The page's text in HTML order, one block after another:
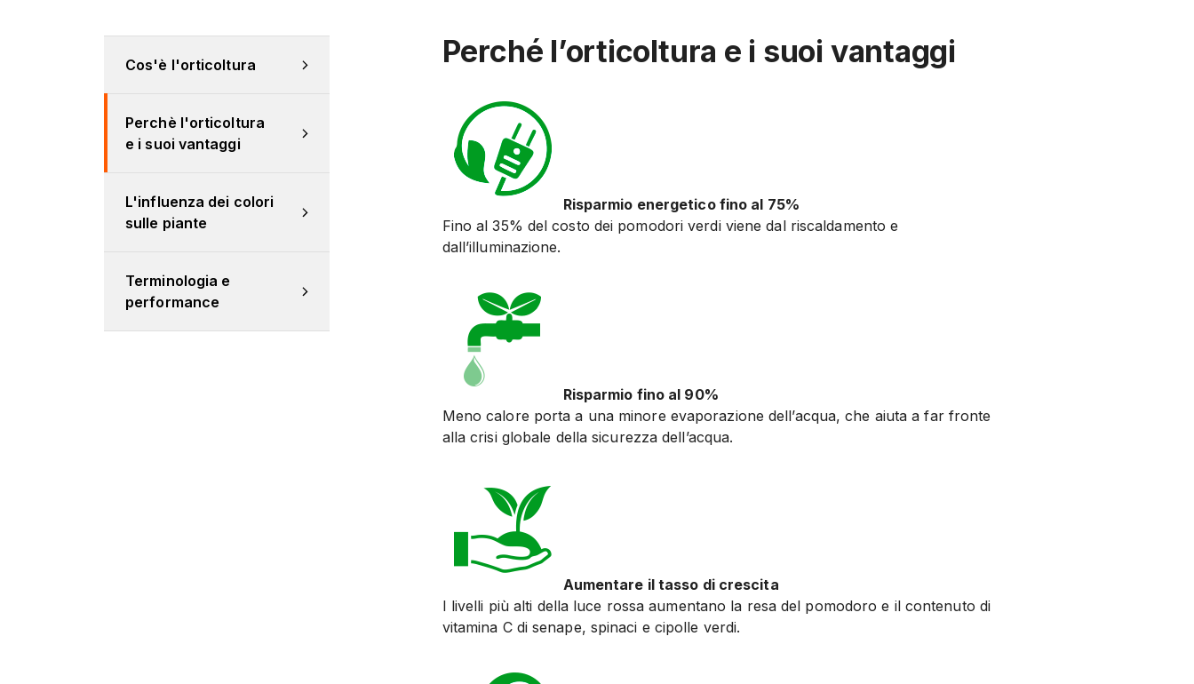
Cos'è l'orticoltura
Perchè l'orticoltura
e i suoi vantaggi
L'influenza dei colori
sulle piante
Terminologia e
performance
Perché l’orticoltura e i suoi vantaggi
Risparmio energetico fino al 75%
Fino al 35% del costo dei pomodori verdi viene dal riscaldamento e
dall’illuminazione.
Risparmio fino al 90%
Meno calore porta a una minore evaporazione dell’acqua, che aiuta a far fronte
alla crisi globale della sicurezza dell’acqua.
Aumentare il tasso di crescita
I livelli più alti della luce rossa aumentano la resa del pomodoro e il contenuto di
vitamina C di senape, spinaci e cipolle verdi.